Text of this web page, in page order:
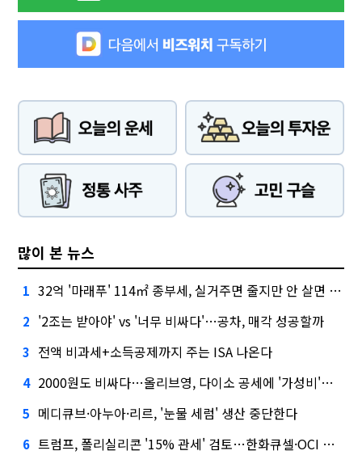
많이 본 뉴스
1 32억 '마래푸' 114㎡ 종부세, 실거주면 줄지만 안 살면 2.5배
2 '2조는 받아야' vs '너무 비싸다'…공차, 매각 성공할까
3 전액 비과세+소득공제까지 주는 ISA 나온다
4 2000원도 비싸다…올리브영, 다이소 공세에 '가성비'로 맞불
5 메디큐브·아누아·리르, '눈물 세럼' 생산 중단한다
6 트럼프, 폴리실리콘 '15% 관세' 검토…한화큐셀·OCI 영향은?